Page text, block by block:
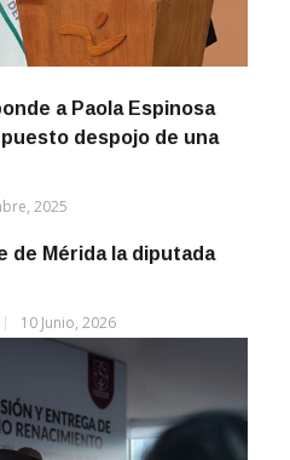
a Paola Espinosa
despojo de una
2025
de Mérida la diputada
10 Junio, 2026